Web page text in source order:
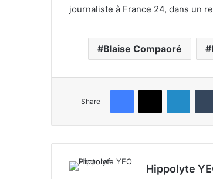
journaliste à France 24, dans un
Blaise Compaoré
Share
Hippolyte